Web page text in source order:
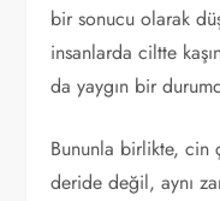
bir sonucu olarak
insanlarda ciltte
da yaygın bir
Bununla birlikte, cin
deride değil, aynı